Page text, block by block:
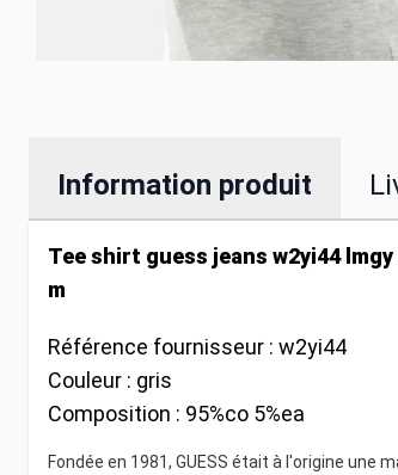
Information produit
Tee shirt guess jeans w2yi44
m
Référence fournisseur : w2yi44
Couleur : gris
Composition : 95%co 5%ea
Fondée en 1981, GUESS était à l'origine